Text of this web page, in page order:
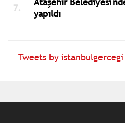
yapıldı
Tweets by istanbulgercegi